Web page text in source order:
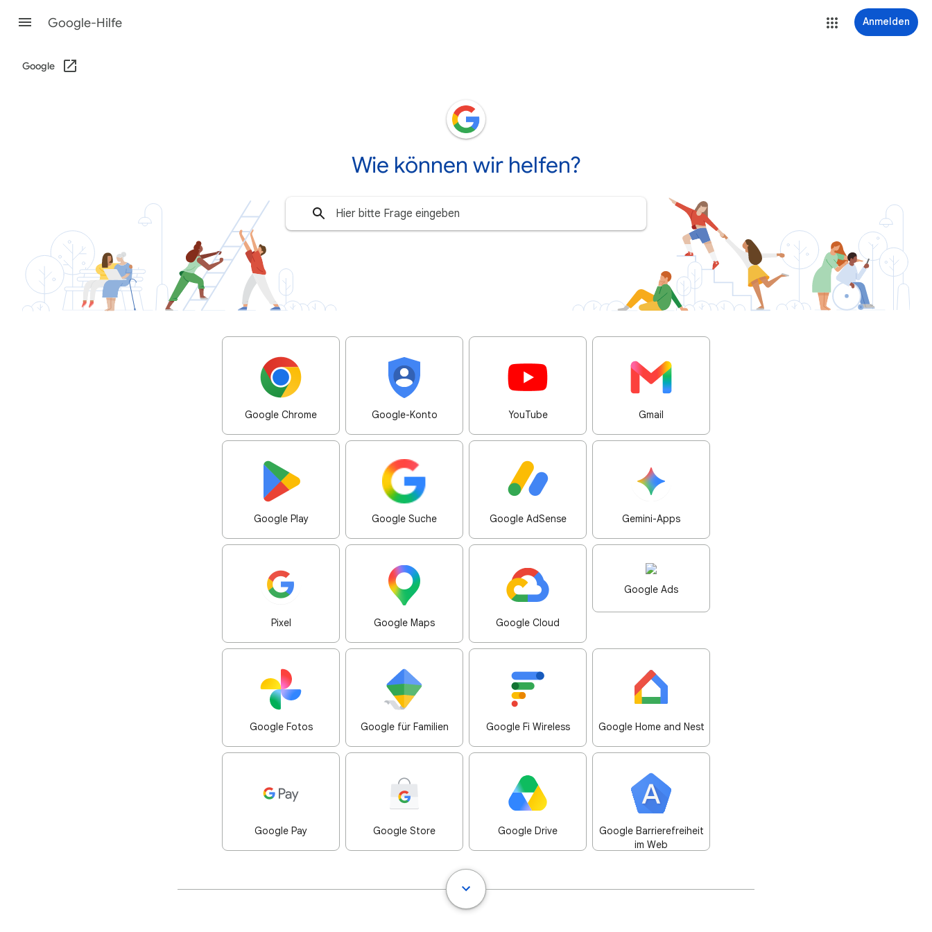
Google-Hilfe Anmelden
Google
Wie können wir helfen?
Google Chrome Google-Konto YouTube Gmail
Google Play Google Suche Google AdSense Gemini-Apps
Pixel Google Maps Google Cloud
Google Ads
Google Fotos Google für Familien Google Fi Wireless Google Home and Nest
Google Pay Google Store Google Drive
Google Barrierefreiheit
im Web